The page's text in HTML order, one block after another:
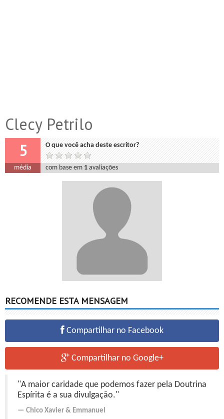
Clecy Petrilo
5 O que você acha deste escritor?
média com base em 1 avaliações
RECOMENDE ESTA MENSAGEM
Compartilhar no Facebook
Compartilhar no Google+
"A maior caridade que podemos fazer pela Doutrina
Espírita é a sua divulgação."
Chico Xavier & Emmanuel